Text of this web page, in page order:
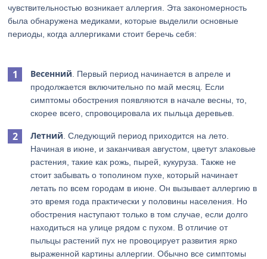
чувствительностью возникает аллергия. Эта закономерность
была обнаружена медиками, которые выделили основные
периоды, когда аллергиками стоит беречь себя:
Весенний . Первый период начинается в апреле и
продолжается включительно по май месяц. Если
симптомы обострения появляются в начале весны, то,
скорее всего, спровоцировала их пыльца деревьев.
Летний . Следующий период приходится на лето.
Начиная в июне, и заканчивая августом, цветут злаковые
растения, такие как рожь, пырей, кукуруза. Также не
стоит забывать о тополином пухе, который начинает
летать по всем городам в июне. Он вызывает аллергию в
это время года практически у половины населения. Но
обострения наступают только в том случае, если долго
находиться на улице рядом с пухом. В отличие от
пыльцы растений пух не провоцирует развития ярко
выраженной картины аллергии. Обычно все симптомы